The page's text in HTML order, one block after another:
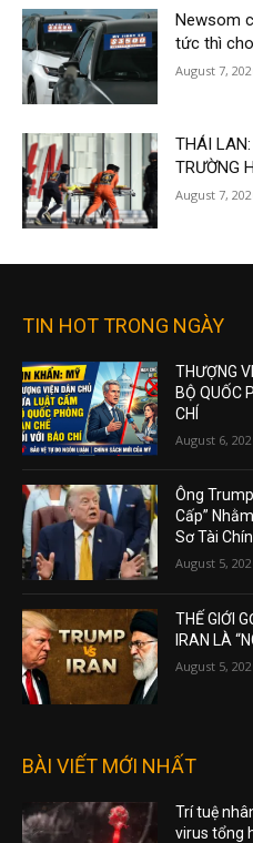
Newsom
tức thì
August 7,
THÁI
TRƯỜNG
August 7,
TIN HOT TRONG NGÀY
THƯỢNG
BỘ QUỐC
CHÍ
August 6,
Ông
Cấp”
Sơ Tài
August 5,
THẾ GIỚI
IRAN LÀ
August 5,
BÀI VIẾT MỚI NHẤT
Trí tuệ
virus tổng